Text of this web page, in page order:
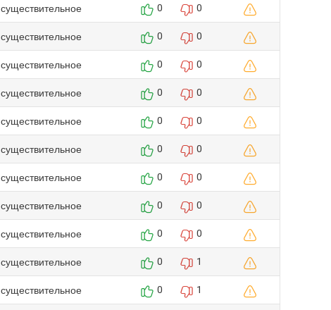
существительное 0 0
существительное 0 0
существительное 0 0
существительное 0 0
существительное 0 0
существительное 0 0
существительное 0 0
существительное 0 0
существительное 0 0
существительное 0 1
существительное 0 1